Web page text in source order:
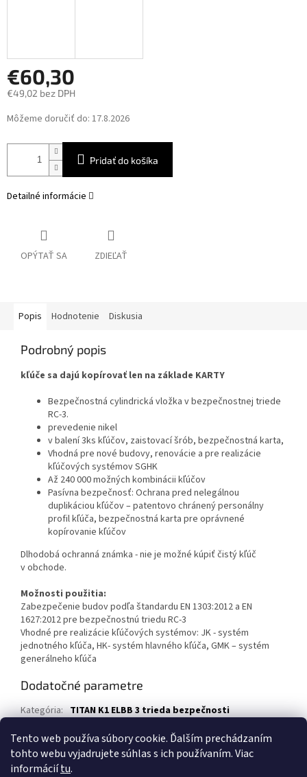
Tento web používa súbory cookie. Ďalším prechádzaním
tohto webu vyjadrujete súhlas s ich používaním. Viac
informáciítu.
€60,30
€49,02 bez DPH
Jednotková
cena:
Môžeme doručiť do: 17.8.2026
Pridať do košíka
Detailné informácie
OPÝTAŤ SA ZDIEĽAŤ
Popis Hodnotenie Diskusia
Podrobný popis
kľúče sa dajú kopírovať len na základe KARTY
Bezpečnostná cylindrická vložka v bezpečnostnej triede
RC-3.
prevedenie nikel
v balení 3ks kľúčov, zaistovací šrób, bezpečnostná karta,
Vhodná pre nové budovy, renovácie a pre realizácie
kľúčových systémov SGHK
Až 240 000 možných kombinácii kľúčov
Pasívna bezpečnosť: Ochrana pred nelegálnou
duplikáciou kľúčov – patentovo chránený personálny
profil kľúča, bezpečnostná karta pre oprávnené
kopírovanie kľúčov
Dlhodobá ochranná známka - nie je možné kúpiť čistý kľúč
v obchode.
Možnosti použitia:
Zabezpečenie budov podľa štandardu EN 1303:2012 a EN
1627:2012 pre bezpečnostnú triedu RC-3
Vhodné pre realizácie kľúčových systémov: JK - systém
jednotného kľúča, HK- systém hlavného kľúča, GMK – systém
generálneho kľúča
Dodatočné parametre
Kategória: TITAN K1 ELBB 3 trieda bezpečnosti